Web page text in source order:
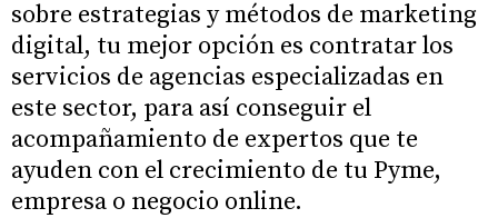
sobre estrategias y métodos de marketing
digital, tu mejor opción es contratar los
servicios de agencias especializadas en
este sector, para así conseguir el
acompañamiento de expertos que te
ayuden con el crecimiento de tu Pyme,
empresa o negocio online.